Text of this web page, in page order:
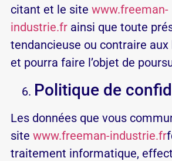
citant et le site www.freeman-
industrie.frainsi que toute
tendancieuse ou contraire
et pourra faire l’objet de
Politique de
Les données que vous
site www.freeman-industrie.fr
traitement informatique,